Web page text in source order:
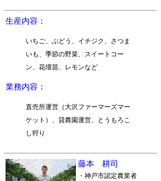
生産内容：
いちご、ぶどう、イチジク、さつま
いも、季節の野菜、スイートコー
ン、花壇苗、レモンなど
業務内容：
直売所運営（大沢ファーマーズマー
ケット）、貸農園運営、とうもろこ
し狩り
藤本 耕司
・神戸市認定農業者